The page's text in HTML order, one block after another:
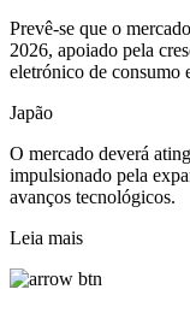
Prevê-se que o
2026, apoiado pela
eletrónico de consumo
Japão
O mercado deverá
impulsionado pela
avanços tecnológicos.
Leia mais